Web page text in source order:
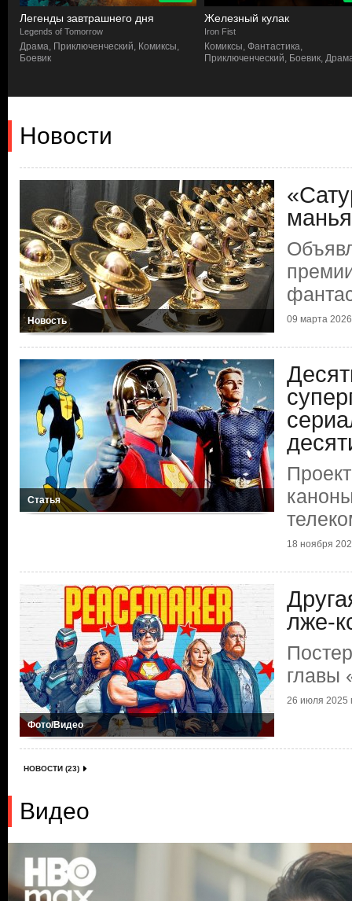
Легенды завтрашнего дня
Legends of Tomorrow
Драма, Приключенческий, Комиксы,
Боевик
Железный кулак
Iron Fist
Комиксы, Фантастика,
Приключенческий, Боевик,
Новости
Новость 09 марта 2026
Статья
18 ноября
Фото/Видео
лже-
главы
26 июля 2025
НОВОСТИ (23)
Видео